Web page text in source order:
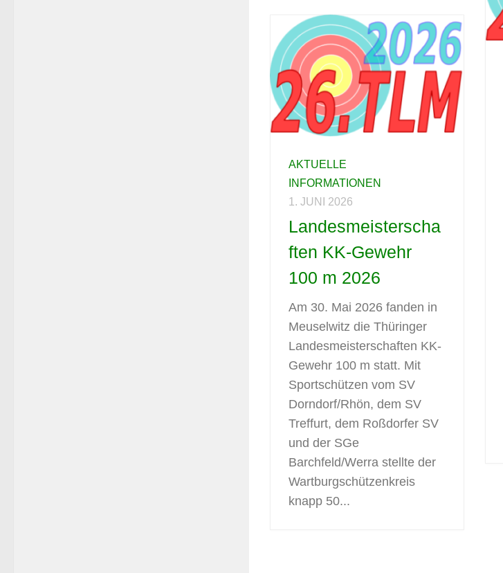
AKTUELLE
INFORMATIONEN
1. JUNI 2026
Landesmeisterscha
ften KK-Gewehr
100 m 2026
Am 30. Mai 2026 fanden in
Meuselwitz die Thüringer
Landesmeisterschaften KK-
Gewehr 100 m statt. Mit
Sportschützen vom SV
Dorndorf/Rhön, dem SV
Treffurt, dem Roßdorfer SV
und der SGe
Barchfeld/Werra stellte der
Wartburgschützenkreis
knapp 50...